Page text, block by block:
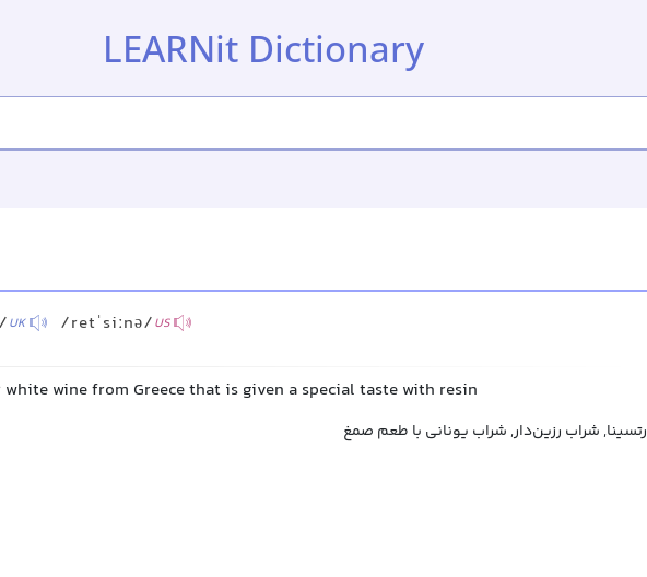
LEARNit Dictionary
UK /retˈsiːnə/US
wine from Greece that is given a special taste with resin
رتسینا, شراب رزین‌دار, شراب یونانی با طعم صمغ